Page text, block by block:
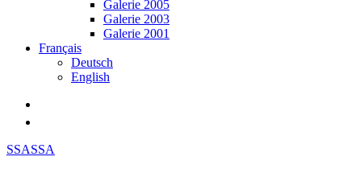
Galerie 2005
Galerie 2003
Galerie 2001
Français
Deutsch
English
SSASSA